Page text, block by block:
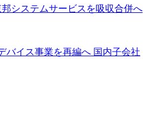
システムサービスを吸収合併へ
バイス事業を再編へ 国内子会社